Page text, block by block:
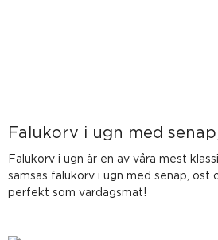
Falukorv i ugn med
Falukorv i ugn är en av våra mest
samsas falukorv i ugn med senap, ost
perfekt som vardagsmat!